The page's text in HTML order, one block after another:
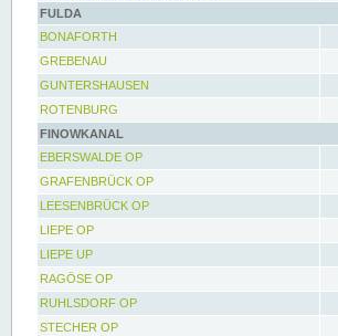
FULDA
BONAFORTH
GREBENAU
GUNTERSHAUSEN
ROTENBURG
FINOWKANAL
EBERSWALDE OP
GRAFENBRÜCK OP
LEESENBRÜCK OP
LIEPE OP
LIEPE UP
RAGÖSE OP
RUHLSDORF OP
STECHER OP